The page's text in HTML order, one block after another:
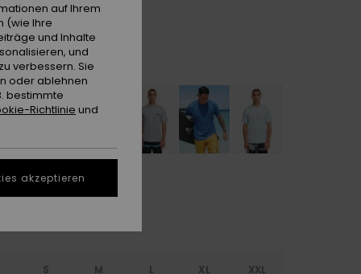
RABATT EXTRA 25 %
White/black
S M L XL XXL
auf Ihrem
(wie Ihre
und Inhalte
und
verbessern. Sie
oder ablehnen
bestimmte
Richtlinie und
akzeptieren